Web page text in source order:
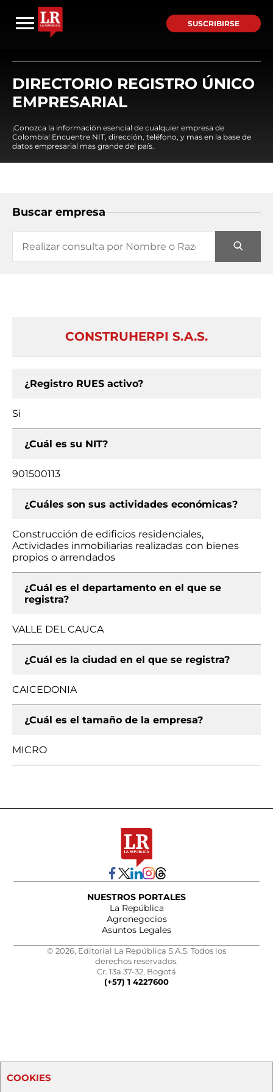
SUSCRIBIRSE
DIRECTORIO REGISTRO ÚNICO
EMPRESARIAL
¡Conozca la información esencial de cualquier empresa de
Colombia! Encuentre NIT, dirección, teléfono, y mas en la base de
datos empresarial mas grande del país.
Buscar empresa
CONSTRUHERPI S.A.S.
¿Registro RUES activo?
Si
¿Cuál es su NIT?
901500113
¿Cuáles son sus actividades económicas?
Construcción de edificios residenciales,
Actividades inmobiliarias realizadas con bienes
propios o arrendados
¿Cuál es el departamento en el que se
registra?
VALLE DEL CAUCA
¿Cuál es la ciudad en el que se registra?
CAICEDONIA
¿Cuál es el tamaño de la empresa?
MICRO
NUESTROS PORTALES
La República
Agronegocios
Asuntos Legales
© 2026, Editorial La República S.A.S. Todos los
derechos reservados.
Cr. 13a 37-32, Bogotá
(+57) 1 4227600
COOKIES